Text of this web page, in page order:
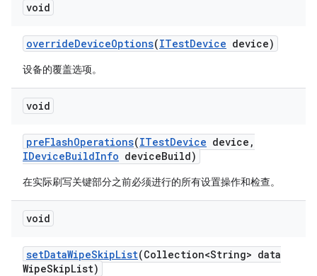
void
overrideDeviceOptions(ITestDevice device)
设备的覆盖选项。
void
preFlashOperations(ITestDevice device ,
IDeviceBuildInfo deviceBuild)
在实际刷写关键部分之前必须进行的所有设置操作和检查。
void
setDataWipeSkipList(Collection<String> data
WipeSkipList)